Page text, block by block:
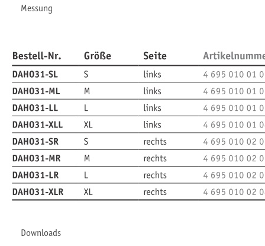
Messung
Downloads